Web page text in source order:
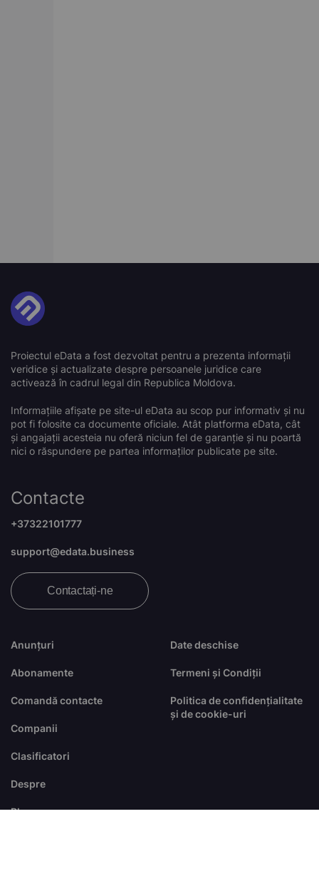
Proiectul eData a fost dezvoltat pentru a prezenta informații
veridice și actualizate despre persoanele juridice care
activează în cadrul legal din Republica Moldova.
Informațiile afișate pe site-ul eData au scop pur informativ și nu
pot fi folosite ca documente oficiale. Atât platforma eData, cât
și angajații acesteia nu oferă niciun fel de garanție și nu poartă
nici o răspundere pe partea informaților publicate pe site.
Anunțuri
Abonamente
Comandă contacte
Companii
Clasificatori
Despre
Blog
Date deschise
Termeni și Condiții
Politica de confidențialitate
și de cookie-uri
Contacte
+37322101777
support@edata.business
Contactați-ne